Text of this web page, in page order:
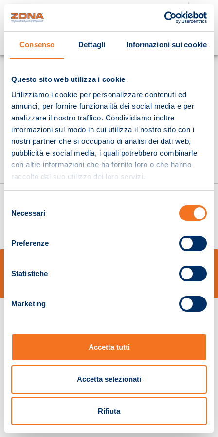
Consenso Dettagli Informazioni sui cookie
Questo sito web utilizza i cookie
Utilizziamo i cookie per personalizzare contenuti ed
annunci, per fornire funzionalità dei social media e per
analizzare il nostro traffico. Condividiamo inoltre
informazioni sul modo in cui utilizza il nostro sito con i
nostri partner che si occupano di analisi dei dati web,
pubblicità e social media, i quali potrebbero combinarle
con altre informazioni che ha fornito loro o che hanno
raccolto dal suo utilizzo dei loro servizi.
delNecessari
Preferenze
Statistiche
Marketing
Accetta tutti
Accetta selezionati
Rifiuta
Cosa stai cercando?
Pistoia 01680210505 – R.E.A. n.155974 - Cap.Soc. € 2.000.000,00 i.v. La
Società adotta il Codice Etico D.lgs. 231/01